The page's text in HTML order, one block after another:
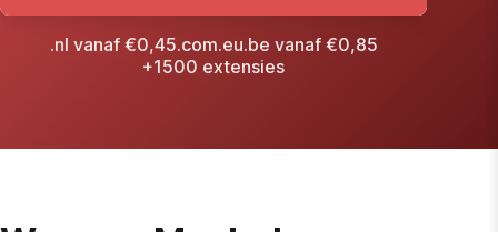
.nl vanaf €0,45.com.eu.be vanaf €0,85
+1500 extensies